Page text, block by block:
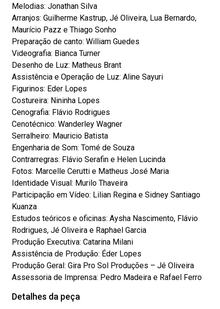
Melodias: Jonathan Silva
Arranjos: Guilherme Kastrup, Jé Oliveira, Lua Bernardo,
Maurício Pazz e Thiago Sonho
Preparação de canto: William Guedes
Videografia: Bianca Turner
Desenho de Luz: Matheus Brant
Assistência e Operação de Luz: Aline Sayuri
Figurinos: Eder Lopes
Costureira: Nininha Lopes
Cenografia: Flávio Rodrigues
Cenotécnico: Wanderley Wagner
Serralheiro: Mauricio Batista
Engenharia de Som: Tomé de Souza
Contrarregras: Flávio Serafin e Helen Lucinda
Fotos: Marcelle Cerutti e Matheus José Maria
Identidade Visual: Murilo Thaveira
Participação em Vídeo: Lilian Regina e Sidney Santiago
Kuanza
Estudos teóricos e oficinas: Aysha Nascimento, Flávio
Rodrigues, Jé Oliveira e Raphael Garcia
Produção Executiva: Catarina Milani
Assistência de Produção: Éder Lopes
Produção Geral: Gira Pro Sol Produções – Jé Oliveira
Assessoria de Imprensa: Pedro Madeira e Rafael Ferro
Detalhes da peça